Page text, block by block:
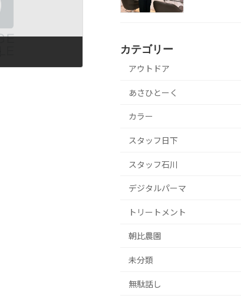
カテゴリー
アウトドア
あさひとーく
カラー
スタッフ日下
スタッフ石川
デジタルパーマ
トリートメント
朝比農園
未分類
無駄話し